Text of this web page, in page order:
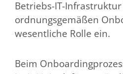
Betriebs-IT-
ordnungsgemäßen
wesentliche Rolle ein.
Beim